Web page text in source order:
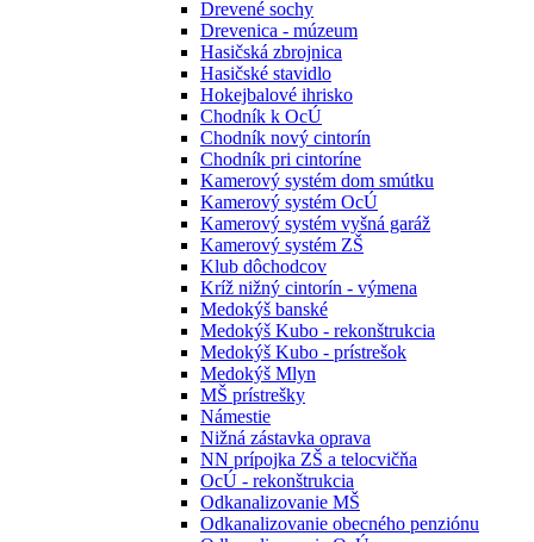
Drevené sochy
Drevenica - múzeum
Hasičská zbrojnica
Hasičské stavidlo
Hokejbalové ihrisko
Chodník k OcÚ
Chodník nový cintorín
Chodník pri cintoríne
Kamerový systém dom smútku
Kamerový systém OcÚ
Kamerový systém vyšná garáž
Kamerový systém ZŠ
Klub dôchodcov
Kríž nižný cintorín - výmena
Medokýš banské
Medokýš Kubo - rekonštrukcia
Medokýš Kubo - prístrešok
Medokýš Mlyn
MŠ prístrešky
Námestie
Nižná zástavka oprava
NN prípojka ZŠ a telocvičňa
OcÚ - rekonštrukcia
Odkanalizovanie MŠ
Odkanalizovanie obecného penziónu